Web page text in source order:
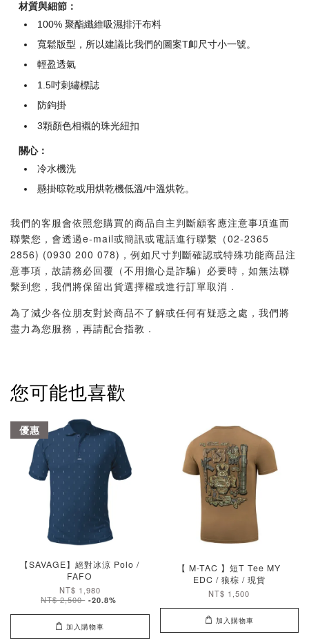
材質與細節：
100% 聚酯纖維吸濕排汗布料
寬鬆版型，所以建議比我們的圖案T卹尺寸小一號。
輕盈透氣
1.5吋刺繡標誌
防鉤掛
3顆顏色相襯的珠光紐扣
關心：
冷水機洗
懸掛晾乾或用烘乾機低溫/中溫烘乾。
我們的客服會依照您購買的商品自主判斷顧客應注意事項進而
聯繫您，會透過e-mail或簡訊或電話進行聯繫（02-2365
2856) (0930 200 078)，例如尺寸判斷確認或特殊功能商品注
意事項，故請務必回覆（不用擔心是詐騙）必要時，如無法聯
繫到您，我們將保留出貨選擇權或進行訂單取消．
為了減少各位朋友對於商品不了解或任何有疑惑之處，我們將
盡力為您服務，再請配合指教．
您可能也喜歡
優惠
【SAVAGE】絕對冰涼 Polo /
FAFO
NT$ 1,980
NT$ 2,500 -20.8%
加入購物車
【 M-TAC 】短T Tee MY
EDC / 狼棕 / 現貨
NT$ 1,500
加入購物車